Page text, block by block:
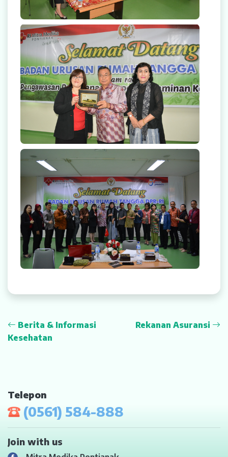
Dalam rangka pengawasan Program Jaminan
Kesehatan, pertemuan ini dihadiri kurang lebih 15
anggota DPR-RI dan pihak Jasindo Health Care.
Dalam rangka pengawasan Program Jaminan
Kesehatan, pertemuan ini dihadiri kurang lebih 15
anggota DPR-RI dan pihak Jasindo Health Care.
Berita & Informasi
Kesehatan
Rekanan Asuransi
Telepon
(0561) 584-888
Join with us